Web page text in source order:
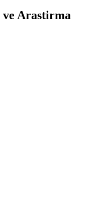
Arastirma